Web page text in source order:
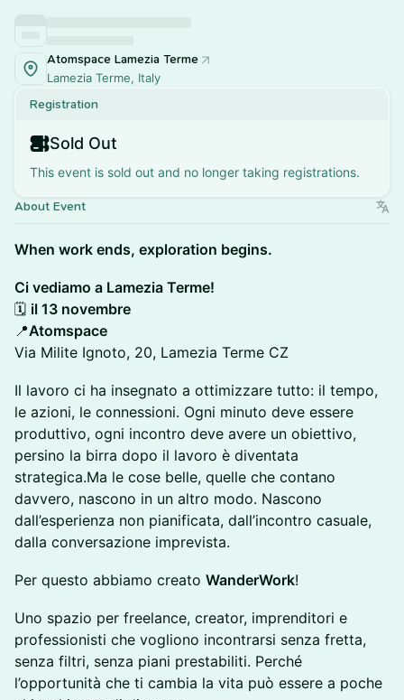
Atomspace Lamezia Terme
Lamezia Terme, Italy
Registration
Sold Out
This event is sold out and no longer taking registrations.
About Event
When work ends, exploration begins.
Ci vediamo a Lamezia Terme!
🗓️ il 13 novembre
📍Atomspace
Via Milite Ignoto, 20, Lamezia Terme CZ
Il lavoro ci ha insegnato a ottimizzare tutto: il tempo,
le azioni, le connessioni. Ogni minuto deve essere
produttivo, ogni incontro deve avere un obiettivo,
persino la birra dopo il lavoro è diventata
strategica.Ma le cose belle, quelle che contano
davvero, nascono in un altro modo. Nascono
dall’esperienza non pianificata, dall’incontro casuale,
dalla conversazione imprevista.
Per questo abbiamo creato WanderWork!
Uno spazio per freelance, creator, imprenditori e
professionisti che vogliono incontrarsi senza fretta,
senza filtri, senza piani prestabiliti. Perché
l’opportunità che ti cambia la vita può essere a poche